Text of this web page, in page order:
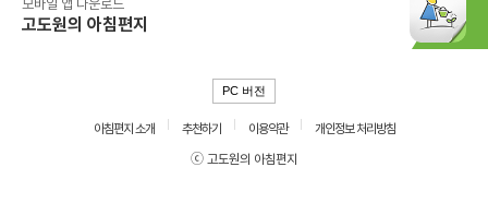
모바일 앱 다운로드
고도원의 아침편지
PC 버전
아침편지 소개 추천하기 이용약관
개인정보 처리방침
ⓒ 고도원의 아침편지